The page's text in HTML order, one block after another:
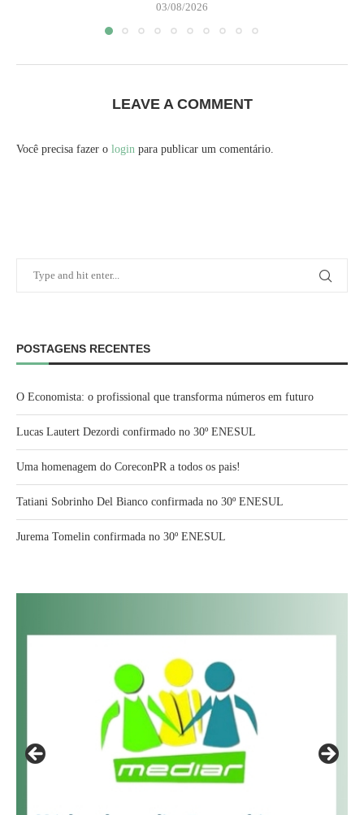
03/08/2026
LEAVE A COMMENT
Você precisa fazer o login para publicar um comentário.
POSTAGENS RECENTES
O Economista: o profissional que transforma números em futuro
Lucas Lautert Dezordi confirmado no 30º ENESUL
Uma homenagem do CoreconPR a todos os pais!
Tatiani Sobrinho Del Bianco confirmada no 30º ENESUL
Jurema Tomelin confirmada no 30º ENESUL